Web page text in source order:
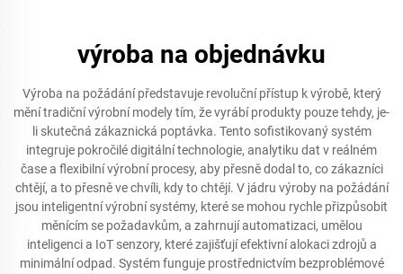
výroba na objednávku
Výroba na požádání představuje revoluční přístup k výrobě, který
mění tradiční výrobní modely tím, že vyrábí produkty pouze tehdy, je-
li skutečná zákaznická poptávka. Tento sofistikovaný systém
integruje pokročilé digitální technologie, analytiku dat v reálném
čase a flexibilní výrobní procesy, aby přesně dodal to, co zákazníci
chtějí, a to přesně ve chvíli, kdy to chtějí. V jádru výroby na požádání
jsou inteligentní výrobní systémy, které se mohou rychle přizpůsobit
měnícím se požadavkům, a zahrnují automatizaci, umělou
inteligenci a IoT senzory, které zajišťují efektivní alokaci zdrojů a
minimální odpad. Systém funguje prostřednictvím bezproblémové